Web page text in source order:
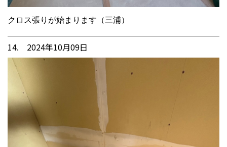
クロス張りが始まります（三浦）
14. 2024年10月09日